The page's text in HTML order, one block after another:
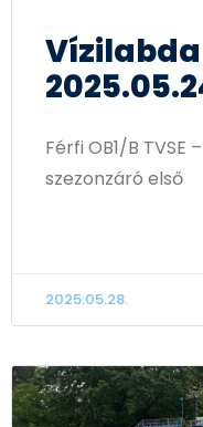
Férfi OB1/B TVSE
szezonzáró első
2025.05.28.